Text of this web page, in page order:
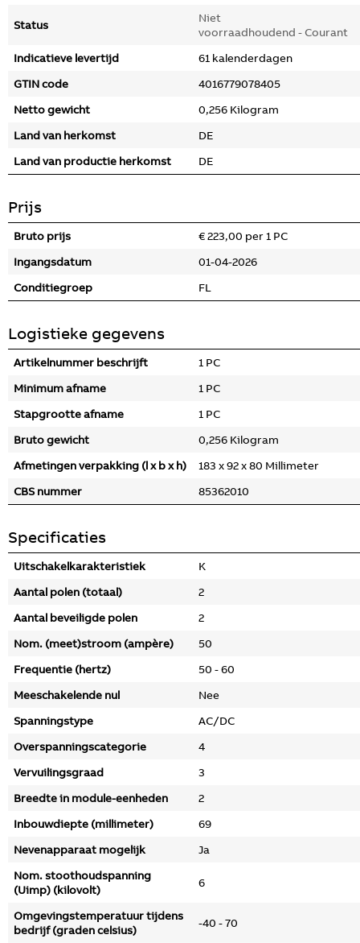
Status
Niet
voorraadhoudend - Courant
Indicatieve levertijd
61 kalenderdagen
GTIN code
4016779078405
Netto gewicht
0,256 Kilogram
Land van herkomst
DE
Land van productie herkomst
DE
Prijs
Bruto prijs
€ 223,00 per 1 PC
Ingangsdatum
01-04-2026
Conditiegroep
FL
Logistieke gegevens
Artikelnummer beschrijft
1 PC
Minimum afname
1 PC
Stapgrootte afname
1 PC
Bruto gewicht
0,256 Kilogram
Afmetingen verpakking (l x b x h)
183 x 92 x 80 Millimeter
CBS nummer
85362010
Specificaties
Uitschakelkarakteristiek
K
Aantal polen (totaal)
2
Aantal beveiligde polen
2
Nom. (meet)stroom (ampère)
50
Frequentie (hertz)
50 - 60
Meeschakelende nul
Nee
Spanningstype
AC/DC
Overspanningscategorie
4
Vervuilingsgraad
3
Breedte in module-eenheden
2
Inbouwdiepte (millimeter)
69
Nevenapparaat mogelijk
Ja
Nom. stoothoudspanning
(Uimp) (kilovolt)
6
Omgevingstemperatuur tijdens
bedrijf (graden celsius)
-40 - 70